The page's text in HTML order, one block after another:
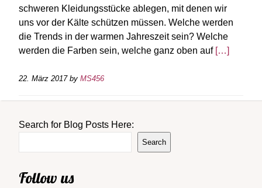
schweren Kleidungsstücke ablegen, mit denen wir
uns vor der Kälte schützen müssen. Welche werden
die Trends in der warmen Jahreszeit sein? Welche
werden die Farben sein, welche ganz oben auf […]
22. März 2017by MS456
Search for Blog Posts Here:
Search
Follow us